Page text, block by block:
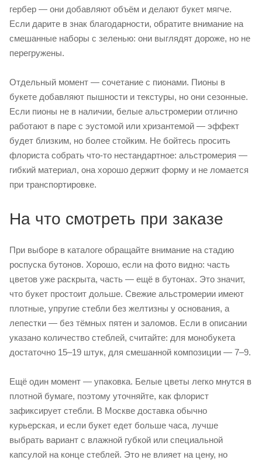
гербер — они добавляют объём и делают букет мягче.
Если дарите в знак благодарности, обратите внимание на
смешанные наборы с зеленью: они выглядят дороже, но не
перегружены.
Отдельный момент — сочетание с пионами. Пионы в
букете добавляют пышности и текстуры, но они сезонные.
Если пионы не в наличии, белые альстромерии отлично
работают в паре с эустомой или хризантемой — эффект
будет близким, но более стойким. Не бойтесь просить
флориста собрать что-то нестандартное: альстромерия —
гибкий материал, она хорошо держит форму и не ломается
при транспортировке.
На что смотреть при заказе
При выборе в каталоге обращайте внимание на стадию
роспуска бутонов. Хорошо, если на фото видно: часть
цветов уже раскрыта, часть — ещё в бутонах. Это значит,
что букет простоит дольше. Свежие альстромерии имеют
плотные, упругие стебли без желтизны у основания, а
лепестки — без тёмных пятен и заломов. Если в описании
указано количество стеблей, считайте: для монобукета
достаточно 15–19 штук, для смешанной композиции — 7–9.
Ещё один момент — упаковка. Белые цветы легко мнутся в
плотной бумаге, поэтому уточняйте, как флорист
зафиксирует стебли. В Москве доставка обычно
курьерская, и если букет едет больше часа, лучше
выбрать вариант с влажной губкой или специальной
капсулой на конце стеблей. Это не влияет на цену, но